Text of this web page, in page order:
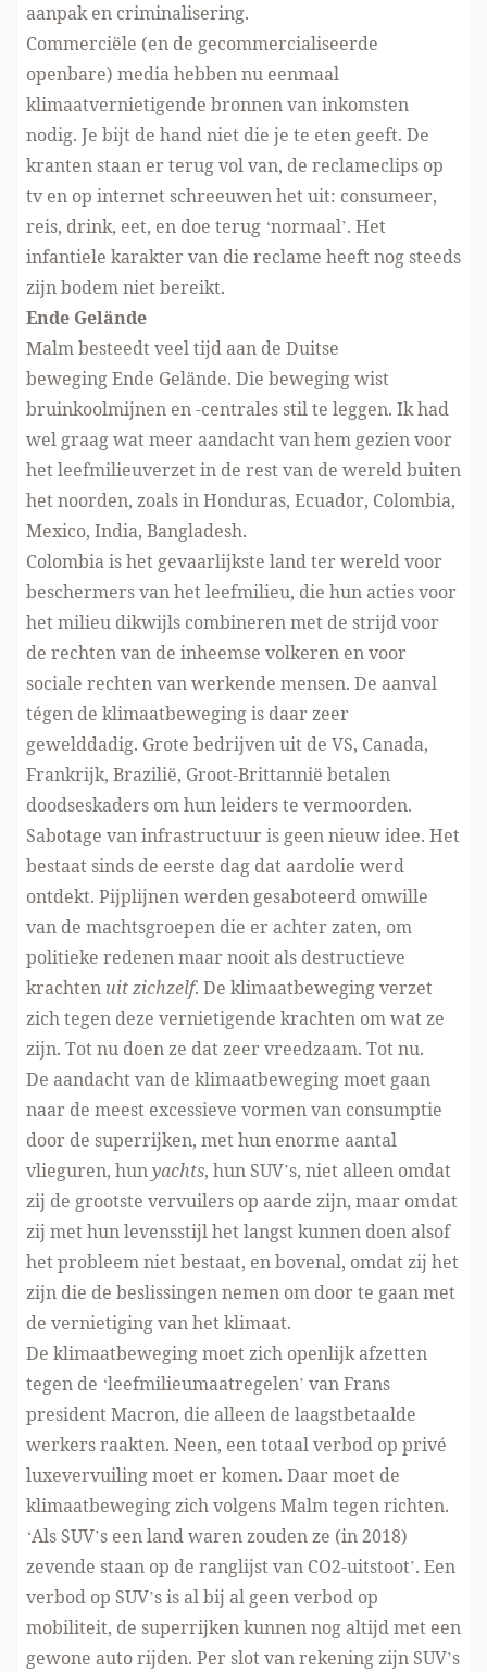
aanpak en criminalisering.
Commerciële (en de gecommercialiseerde
openbare) media hebben nu eenmaal
klimaatvernietigende bronnen van inkomsten
nodig. Je bijt de hand niet die je te eten geeft. De
kranten staan er terug vol van, de reclameclips op
tv en op internet schreeuwen het uit: consumeer,
reis, drink, eet, en doe terug ‘normaal’. Het
infantiele karakter van die reclame heeft nog steeds
zijn bodem niet bereikt.
Ende Gelände
Malm besteedt veel tijd aan de Duitse
bewegingEnde Gelände. Die beweging wist
bruinkoolmijnen en -centrales stil te leggen. Ik had
wel graag wat meer aandacht van hem gezien voor
het leefmilieuverzet in de rest van de wereld buiten
het noorden, zoals in Honduras, Ecuador, Colombia,
Mexico, India, Bangladesh.
Colombia is het gevaarlijkste land ter wereld voor
beschermers van het leefmilieu, die hun acties voor
het milieu dikwijls combineren met de strijd voor
de rechten van de inheemse volkeren en voor
sociale rechten van werkende mensen. De aanval
tégen de klimaatbeweging is daar zeer
gewelddadig. Grote bedrijven uit de VS, Canada,
Frankrijk, Brazilië, Groot-Brittannië betalen
doodseskaders om hun leiders te vermoorden.
Sabotage van infrastructuur is geen nieuw idee. Het
bestaat sinds de eerste dag dat aardolie werd
ontdekt. Pijplijnen werden gesaboteerd omwille
van de machtsgroepen die er achter zaten, om
politieke redenen maar nooit als destructieve
krachten uit zichzelf. De klimaatbeweging verzet
zich tegen deze vernietigende krachten om wat ze
zijn. Tot nu doen ze dat zeer vreedzaam. Tot nu.
De aandacht van de klimaatbeweging moet gaan
naar de meest excessieve vormen van consumptie
door de superrijken, met hun enorme aantal
vlieguren, hunyachts, hun SUV’s, niet alleen omdat
zij de grootste vervuilers op aarde zijn, maar omdat
zij met hun levensstijl het langst kunnen doen alsof
het probleem niet bestaat, en bovenal, omdat zij het
zijn die de beslissingen nemen om door te gaan met
de vernietiging van het klimaat.
De klimaatbeweging moet zich openlijk afzetten
tegen de ‘leefmilieumaatregelen’ van Frans
president Macron, die alleen de laagstbetaalde
werkers raakten. Neen, een totaal verbod op privé
luxevervuiling moet er komen. Daar moet de
klimaatbeweging zich volgens Malm tegen richten.
‘Als SUV’s een land waren zouden ze (in 2018)
zevende staan op de ranglijst van CO2-uitstoot’. Een
verbod op SUV’s is al bij al geen verbod op
mobiliteit, de superrijken kunnen nog altijd met een
gewone auto rijden. Per slot van rekening zijn SUV’s